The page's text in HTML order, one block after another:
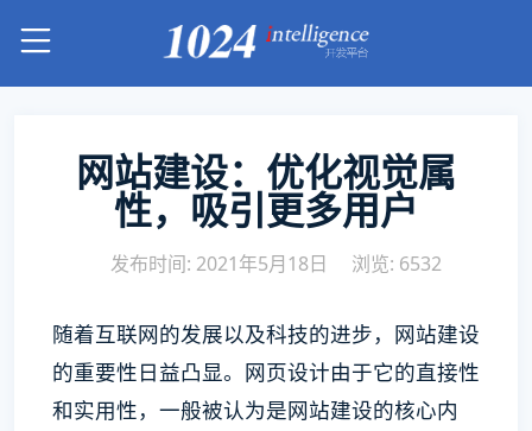
网站建设：优化视觉属
性，吸引更多用户
发布时间: 2021年5月18日 浏览: 6532
随着互联网的发展以及科技的进步，网站建设
的重要性日益凸显。网页设计由于它的直接性
和实用性，一般被认为是网站建设的核心内